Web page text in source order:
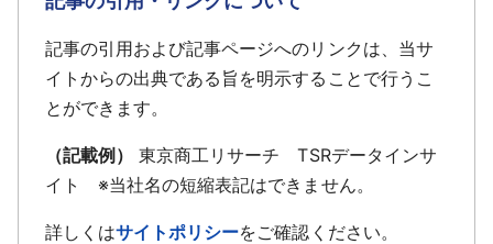
記事の引用および記事ページへのリンクは、当サ
イトからの出典である旨を明示することで行うこ
とができます。
（記載例）
東京商工リサーチ TSRデータインサ
イト ※当社名の短縮表記はできません。
詳しくはサイトポリシーをご確認ください。